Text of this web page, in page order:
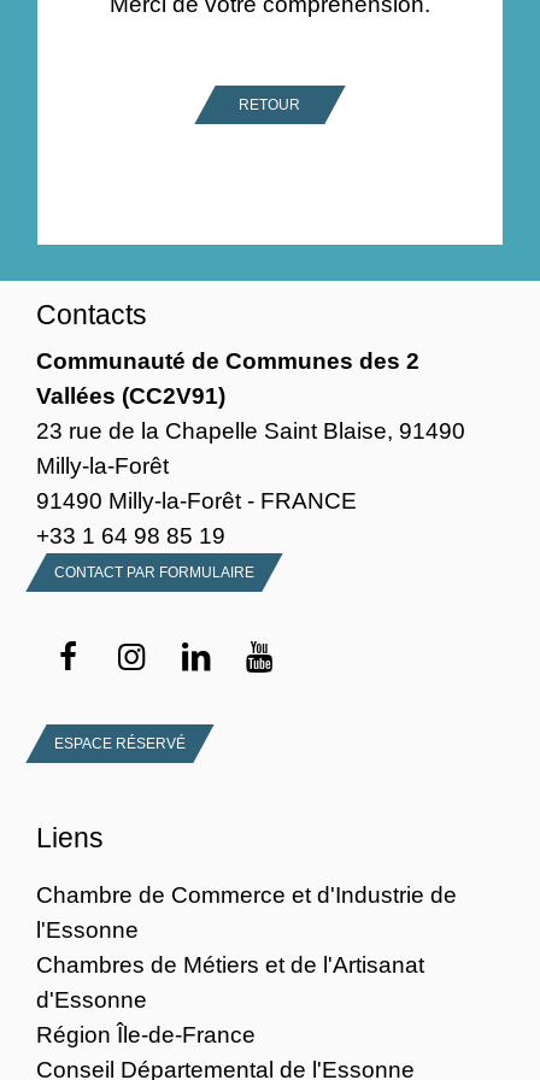
RETOUR
Contacts
Communauté de Communes des 2
Vallées (CC2V91)
23 rue de la Chapelle Saint Blaise, 91490
Milly-la-Forêt
91490 Milly-la-Forêt - FRANCE
+33 1 64 98 85 19
CONTACT PAR FORMULAIRE
ESPACE RÉSERVÉ
Liens
Chambre de Commerce et d'Industrie de
l'Essonne
Chambres de Métiers et de l'Artisanat
d'Essonne
Région Île-de-France
Conseil Départemental de l'Essonne